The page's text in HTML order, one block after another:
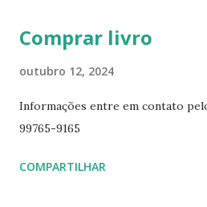
Mensagens Diárias 4 -
mensagens diárias traz uma
ano. Passagens bíblicas,
Diário da Rádio Trans mundial a
Comprar livro
outubro 12, 2024
Informações entre em contato
99765-9165
COMPARTILHAR